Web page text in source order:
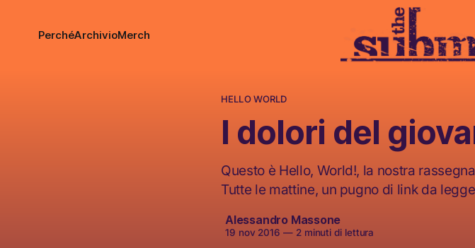
PerchéArchivioMerch
HELLO WORLD
I dolori del
Questo è Hello, World!, la nostra
Tutte le mattine, un pugno di link da
Alessandro Massone
19 nov 2016 —2 minuti di lettura